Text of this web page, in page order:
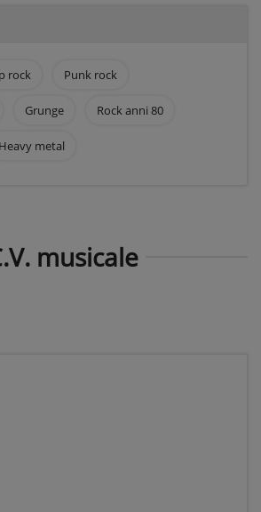
rock Punk rock
Grunge Rock anni 80
Heavy metal
musicale